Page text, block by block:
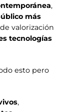
,
más
valorización
tecnologías
esto pero
,